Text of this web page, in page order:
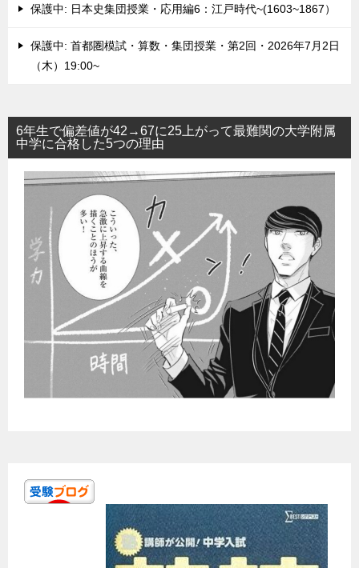
保護中: 日本史集団授業・応用編6：江戸時代~(1603~1867）
保護中: 首都圏模試・算数・集団授業・第2回・2026年7月2日
（木）19:00~
6年生で偏差値が42→67に25上がって最難関の大学附属
中学に合格した5つの理由